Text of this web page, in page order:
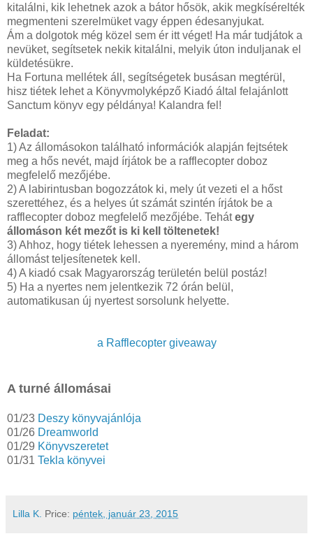
kitalálni, kik lehetnek azok a bátor hősök, akik megkísérelték
megmenteni szerelmüket vagy éppen édesanyjukat.
Ám a dolgotok még közel sem ér itt véget! Ha már tudjátok a
nevüket, segítsetek nekik kitalálni, melyik úton induljanak el
küldetésükre.
Ha Fortuna mellétek áll, segítségetek busásan megtérül,
hisz tiétek lehet a Könyvmolyképző Kiadó által felajánlott
Sanctum könyv egy példánya! Kalandra fel!
Feladat:
1) Az állomásokon található információk alapján fejtsétek
meg a hős nevét, majd írjátok be a rafflecopter doboz
megfelelő mezőjébe.
2) A labirintusban bogozzátok ki, mely út vezeti el a hőst
szerettéhez, és a helyes út számát szintén írjátok be a
rafflecopter doboz megfelelő mezőjébe. Tehátegy
állomáson két mezőt is ki kell töltenetek!
3) Ahhoz, hogy tiétek lehessen a nyeremény, mind a három
állomást teljesítenetek kell.
4) A kiadó csak Magyarország területén belül postáz!
5) Ha a nyertes nem jelentkezik 72 órán belül,
automatikusan új nyertest sorsolunk helyette.
a Rafflecopter giveaway
A turné állomásai
01/23 Deszy könyvajánlója
01/26 Dreamworld
01/29 Könyvszeretet
01/31 Tekla könyvei
Lilla K. Price: péntek, január 23, 2015